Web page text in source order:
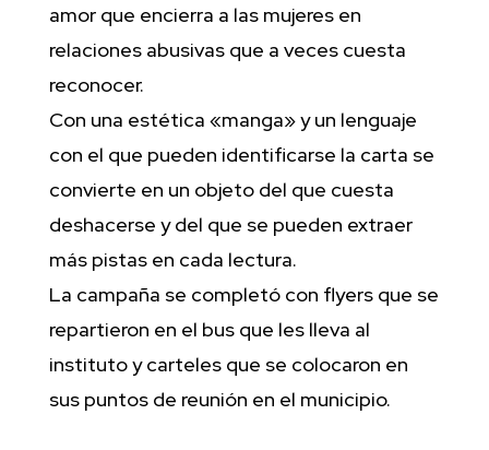
amor que encierra a las mujeres en
relaciones abusivas que a veces cuesta
reconocer.
Con una estética «manga» y un lenguaje
con el que pueden identificarse la carta se
convierte en un objeto del que cuesta
deshacerse y del que se pueden extraer
más pistas en cada lectura.
La campaña se completó con flyers que se
repartieron en el bus que les lleva al
instituto y carteles que se colocaron en
sus puntos de reunión en el municipio.